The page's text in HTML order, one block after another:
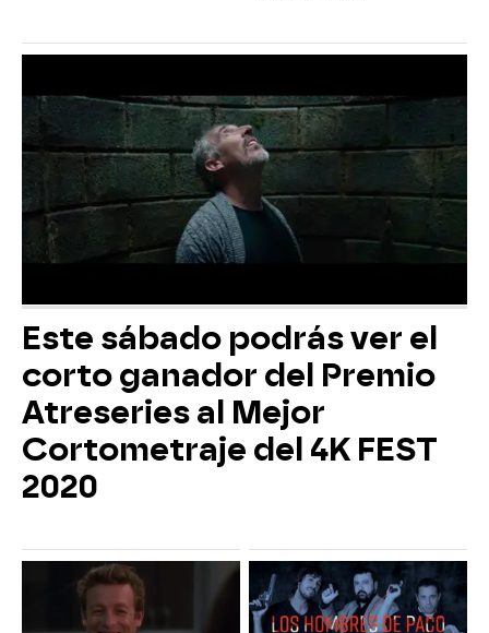
Este sábado podrás ver el
corto ganador del Premio
Atreseries al Mejor
Cortometraje del 4K FEST
2020